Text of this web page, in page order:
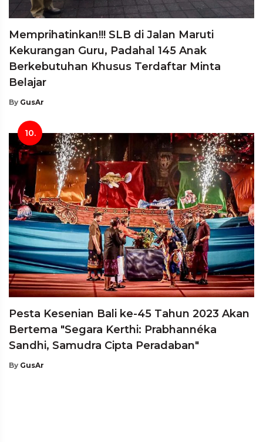
Memprihatinkan!!! SLB di Jalan Maruti
Kekurangan Guru, Padahal 145 Anak
Berkebutuhan Khusus Terdaftar Minta
Belajar
By GusAr
10.
Pesta Kesenian Bali ke-45 Tahun 2023 Akan
Bertema "Segara Kerthi: Prabhannéka
Sandhi, Samudra Cipta Peradaban"
By GusAr